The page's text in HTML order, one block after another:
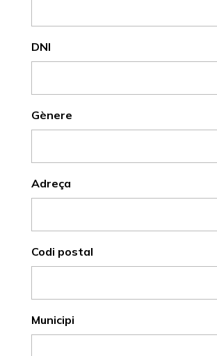
DNI
Gènere
Adreça
Codi postal
Municipi